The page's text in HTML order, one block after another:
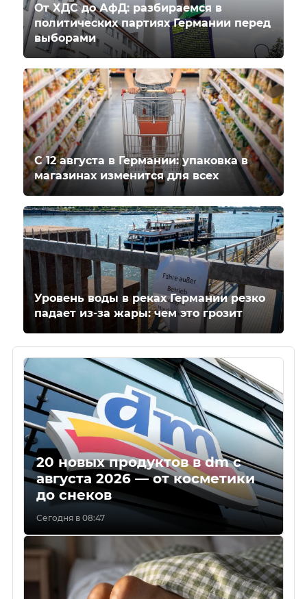
От ХДС до АфД: разбираемся в
политических партиях Германии перед
выборами
С 12 августа в Германии: упаковка в
магазинах изменится для всех
Уровень воды в реках Германии резко
падает из-за жары: чем это грозит
20 новых продуктов в dm с
августа 2026 — от косметики
до снеков
Сегодня в 08:47